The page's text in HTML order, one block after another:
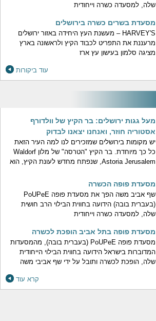
שלה, למסעדה כשרה וייחודית
מסעדת בשרים כשרה בירושלים
HARVEY'S – מעשנת העץ היחידה באזור ירושלים
מרעננת את התפריט לכבוד הקיץ ולראשונה בארץ
מציגה סלמון בעישון עץ ארז
עוד ביקורות
מעל גגות ירושלים: בר הקיץ של וולדורף
אסטוריה חוזר, ואנחנו יצאנו לבדוק
יש מקומות בירושלים שמזכירים לנו למה העיר הזאת
כל כך מיוחדת. בר הקיץ "הטרסה" של מלון Waldorf
Astoria Jerusalem, שנפתח מחדש לעונת הקיץ, הוא
מסעדת פופה הכשרה
שף אביב משה הפך את מסעדת פופה PoUPeE
(בעברית בובה) הידועה בחווית הבילוי הרב חושית
שלה, למסעדה כשרה וייחודית
מסעדת פופה בתל אביב הופכת לכשרה
מסעדת פופה PoUPeE (בעברית בובה), מהמסעדות
המדוברות בישראל הידועה בחווית הבילוי הייחודית
שלה, הופכת לכשרה ותובל על ידי שף אביבי משה
קרא עוד